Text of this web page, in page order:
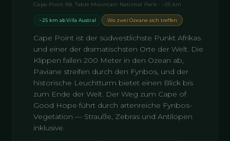
Cape Point Rd, Table Mountain National Park · ~25 km
~25 km ab Villa Austral Wo zwei Ozeane sich treffen
Cape Point ist der südwestlichste Punkt Afrikas
und einer der dramatischsten Orte der Welt. Die
Klippen fallen 200 Meter in den Ozean ab,
Paviane streifen durch den Fynbos, und der
historische Leuchtturm bietet einen Blick bis
zum Ende der Welt. Der Weg zum Cape of
Good Hope führt durch artenreiche Fynbos-
Vegetation — Strauße, Zebras und Antilopen
inklusive.